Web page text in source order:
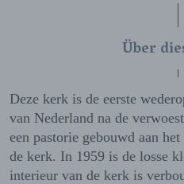
Über
Deze kerk is de eerste
van Nederland na de
een pastorie gebouwd aan
de kerk. In 1959 is de losse
interieur van de kerk is